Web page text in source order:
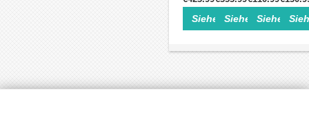
Welle
für
NEMA
42
&
Siehe Einzelheiten>
für
NEMA
34
Schrittmotor
Servomotor
Siehe
für
NEMA
23
/
Siehe für
NEMA